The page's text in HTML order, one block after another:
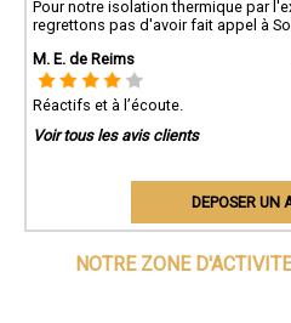
Pour notre isolation thermique par
regrettons pas d'avoir fait appel à
M. E. de Reims
Réactifs et à l’écoute.
Voir tous les avis clients
DEPOSER UN
NOTRE ZONE